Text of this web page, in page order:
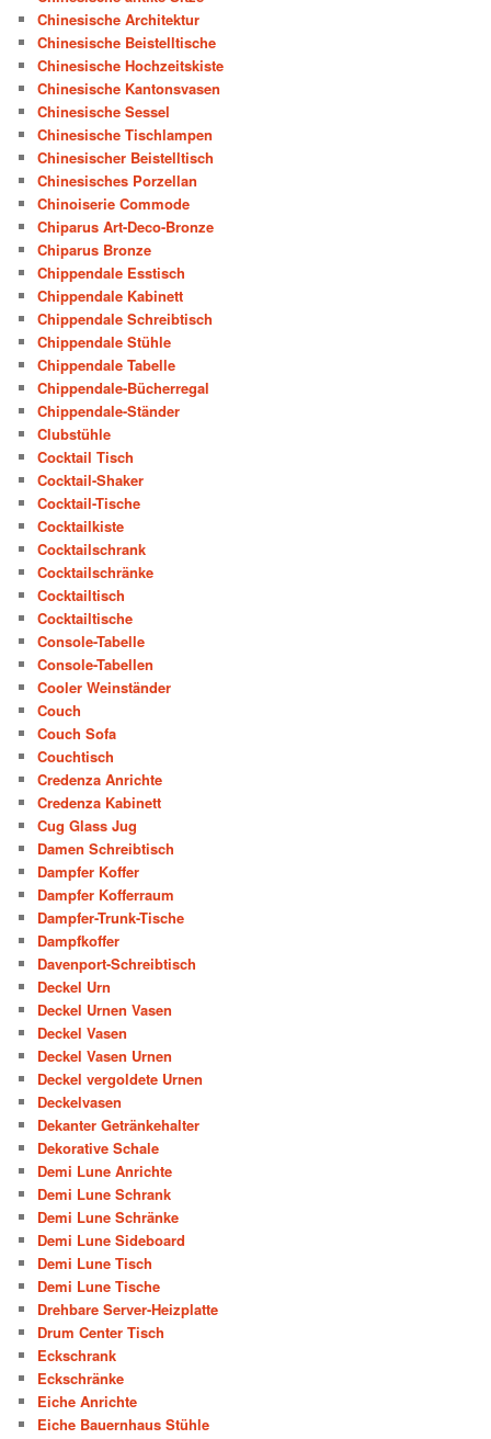
Chinesische Architektur
Chinesische Beistelltische
Chinesische Hochzeitskiste
Chinesische Kantonsvasen
Chinesische Sessel
Chinesische Tischlampen
Chinesischer Beistelltisch
Chinesisches Porzellan
Chinoiserie Commode
Chiparus Art-Deco-Bronze
Chiparus Bronze
Chippendale Esstisch
Chippendale Kabinett
Chippendale Schreibtisch
Chippendale Stühle
Chippendale Tabelle
Chippendale-Bücherregal
Chippendale-Ständer
Clubstühle
Cocktail Tisch
Cocktail-Shaker
Cocktail-Tische
Cocktailkiste
Cocktailschrank
Cocktailschränke
Cocktailtisch
Cocktailtische
Console-Tabelle
Console-Tabellen
Cooler Weinständer
Couch
Couch Sofa
Couchtisch
Credenza Anrichte
Credenza Kabinett
Cug Glass Jug
Damen Schreibtisch
Dampfer Koffer
Dampfer Kofferraum
Dampfer-Trunk-Tische
Dampfkoffer
Davenport-Schreibtisch
Deckel Urn
Deckel Urnen Vasen
Deckel Vasen
Deckel Vasen Urnen
Deckel vergoldete Urnen
Deckelvasen
Dekanter Getränkehalter
Dekorative Schale
Demi Lune Anrichte
Demi Lune Schrank
Demi Lune Schränke
Demi Lune Sideboard
Demi Lune Tisch
Demi Lune Tische
Drehbare Server-Heizplatte
Drum Center Tisch
Eckschrank
Eckschränke
Eiche Anrichte
Eiche Bauernhaus Stühle